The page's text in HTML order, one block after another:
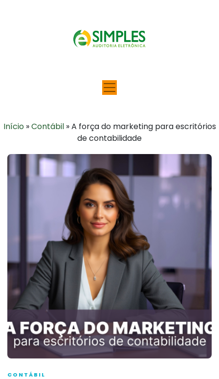
Início»Contábil»A força do marketing para escritórios
de contabilidade
CONTÁBIL